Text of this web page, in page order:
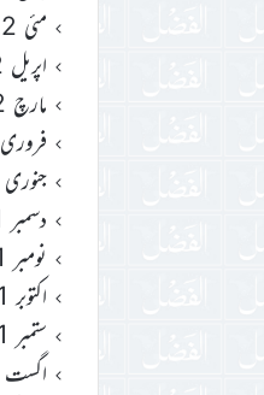
مئی 2022
اپریل 2022
مارچ 2022
فروری 2022
جنوری 2022
دسمبر 2021
نومبر 2021
اکتوبر 2021
ستمبر 2021
اگست 2021